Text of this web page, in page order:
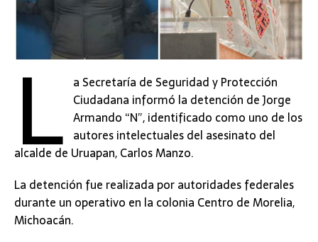
L a Secretaría de Seguridad y Protección
Ciudadana informó la detención de Jorge
Armando “N”, identificado como uno de los
autores intelectuales del asesinato del
alcalde de Uruapan, Carlos Manzo.
La detención fue realizada por autoridades federales
durante un operativo en la colonia Centro de Morelia,
Michoacán.